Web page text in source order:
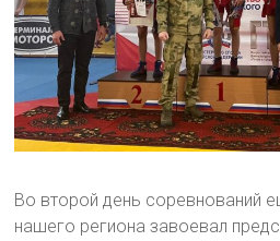
Во второй день соревнований
нашего региона завоевал